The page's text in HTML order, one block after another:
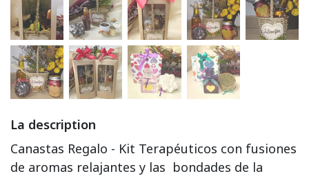
La description
Canastas Regalo - Kit Terapéuticos con fusiones
de aromas relajantes y las bondades de la